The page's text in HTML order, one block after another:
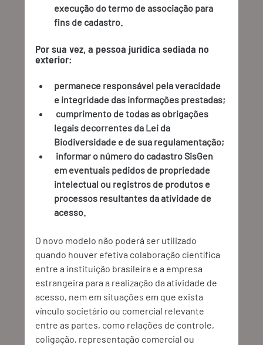
execução do termo de associação para
fins de cadastro.
Por sua vez, a pessoa jurídica sediada no
exterior:
permanece responsável pela veracidade
e integridade das informações prestadas;
cumprimento de todas as obrigações
legais decorrentes da Lei da
Biodiversidade e de sua regulamentação;
informar o número do cadastro SisGen
em eventuais pedidos de propriedade
intelectual ou registros de produtos e
processos resultantes da atividade de
acesso.
O novo modelo não poderá ser utilizado
quando houver efetiva colaboração científica
entre a instituição brasileira e a empresa
estrangeira para a realização da atividade de
acesso, nem em situações em que exista
vínculo societário ou comercial relevante
entre as partes, como relações de controle,
coligação, representação comercial ou